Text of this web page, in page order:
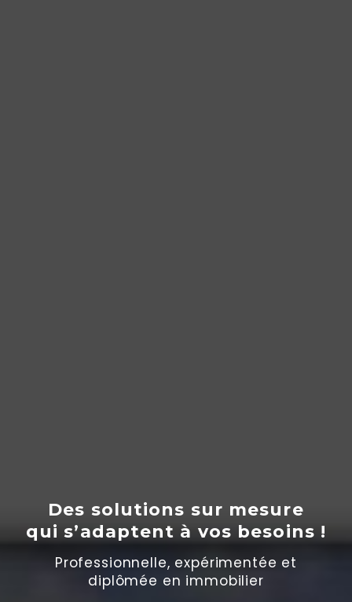
Des solutions sur mesure
qui s’adaptent à vos besoins !
Professionnelle, expérimentée et
diplômée en immobilier